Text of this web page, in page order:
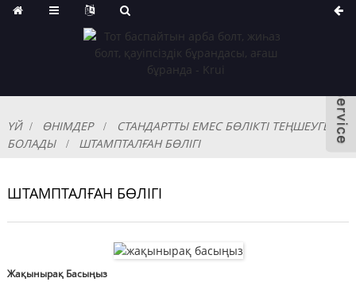
ҮЙ ӨНІМДЕР
СТАНДАРТТЫ ЕМЕС БӨЛІКТІ ТЕҢШЕУГЕ
БОЛАДЫ
ШТАМПТАЛҒАН БӨЛІГІ
ШТАМПТАЛҒАН БӨЛІГІ
Жақынырақ Басыңыз